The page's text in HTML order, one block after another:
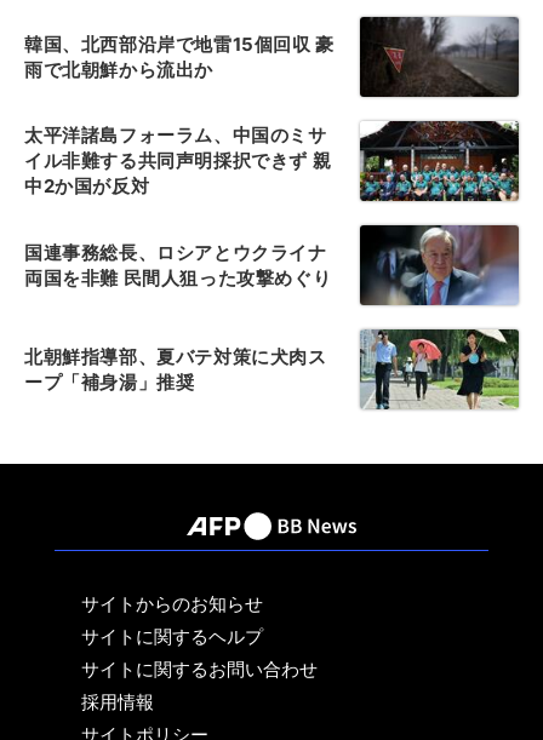
韓国、北西部沿岸で地雷15個回収 豪
雨で北朝鮮から流出か
太平洋諸島フォーラム、中国のミサ
イル非難する共同声明採択できず 親
中2か国が反対
国連事務総長、ロシアとウクライナ
両国を非難 民間人狙った攻撃めぐり
北朝鮮指導部、夏バテ対策に犬肉ス
ープ「補身湯」推奨
サイトからのお知らせ
サイトに関するヘルプ
サイトに関するお問い合わせ
採用情報
サイトポリシー